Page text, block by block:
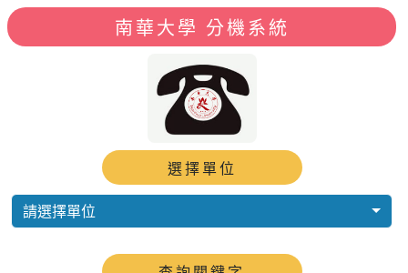
南華大學 分機系統
選擇單位
請選擇單位